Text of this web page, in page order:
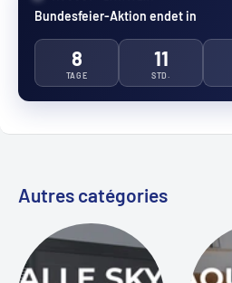
Bundesfeier-Aktion endet in
8
TAGE
11
STD.
Autres catégories